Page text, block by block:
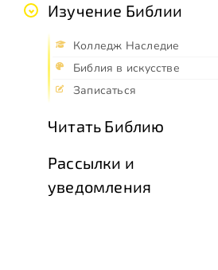
Изучение Библии
Колледж Наследие
Библия в искусстве
Записаться
Читать Библию
Рассылки и
уведомления